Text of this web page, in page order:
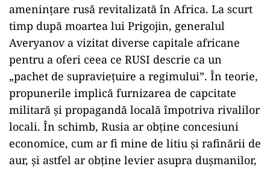
amenințare rusă revitalizată în Africa. La scurt
timp după moartea lui Prigojin, generalul
Averyanov a vizitat diverse capitale africane
pentru a oferi ceea ce RUSI descrie ca un
„pachet de supraviețuire a regimului”. În teorie,
propunerile implică furnizarea de capcitate
militară și propagandă locală împotriva rivalilor
locali. În schimb, Rusia ar obține concesiuni
economice, cum ar fi mine de litiu și rafinării de
aur, și astfel ar obține levier asupra dușmanilor,